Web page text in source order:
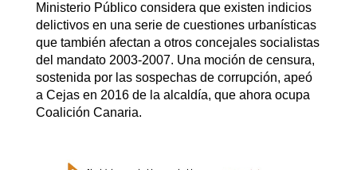
Ministerio Público considera que existen indicios
delictivos en una serie de cuestiones urbanísticas
que también afectan a otros concejales socialistas
del mandato 2003-2007. Una moción de censura,
sostenida por las sospechas de corrupción, apeó
a Cejas en 2016 de la alcaldía, que ahora ocupa
Coalición Canaria.